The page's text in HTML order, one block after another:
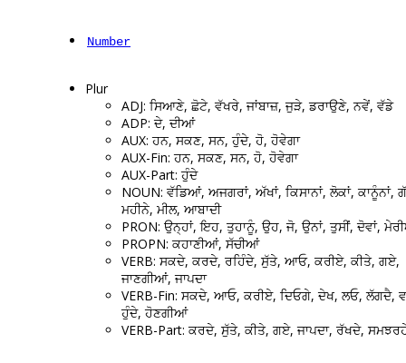
Number
Plur
ADJ: ਸਿਆਣੇ, ਛੋਟੇ, ਵੱਖਰੇ, ਜਾਂਬਾਜ਼, ਜੁੜੇ, ਡਰਾਉਣੇ, ਨਵੇਂ, ਵੱਡੇ
ADP: ਦੇ, ਦੀਆਂ
AUX: ਹਨ, ਸਕਣ, ਸਨ, ਹੁੰਦੇ, ਹੋ, ਹੋਵੇਗਾ
AUX-Fin: ਹਨ, ਸਕਣ, ਸਨ, ਹੋ, ਹੋਵੇਗਾ
AUX-Part: ਹੁੰਦੇ
NOUN: ਵੱਡਿਆਂ, ਅਜਗਰਾਂ, ਅੱਖਾਂ, ਕਿਸਾਨਾਂ, ਲੋਕਾਂ, ਕਾਨੂੰਨਾਂ,
ਮਹੀਨੇ, ਮੀਲ, ਆਬਾਦੀ
PRON: ਉਨ੍ਹਾਂ, ਇਹ, ਤੁਹਾਨੂੰ, ਉਹ, ਜੋ, ਉਨਾਂ, ਤੁਸੀਂ, ਦੋਵਾਂ,
PROPN: ਕਹਾਣੀਆਂ, ਸੱਚੀਆਂ
VERB: ਸਕਦੇ, ਕਰਦੇ, ਰਹਿੰਦੇ, ਸੁੱਤੇ, ਆਓ, ਕਰੀਏ, ਕੀਤੇ, ਗਏ,
ਜਾਣਗੀਆਂ, ਜਾਪਦਾ
VERB-Fin: ਸਕਦੇ, ਆਓ, ਕਰੀਏ, ਦਿਓਗੇ, ਦੇਖ, ਲਓ, ਲੱਗਦੈ,
ਹੁੰਦੇ, ਹੋਣਗੀਆਂ
VERB-Part: ਕਰਦੇ, ਸੁੱਤੇ, ਕੀਤੇ, ਗਏ, ਜਾਪਦਾ, ਰੱਖਦੇ,